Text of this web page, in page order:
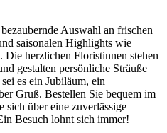
Auswahl an frischen
saisonalen Highlights wie
Die herzlichen Floristinnen stehen
gestalten persönliche Sträuße
es ein Jubiläum, ein
Gruß. Bestellen Sie bequem im
sich über eine zuverlässige
Besuch lohnt sich immer!